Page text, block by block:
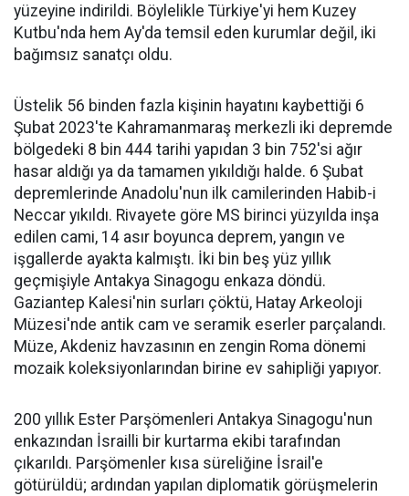
yüzeyine indirildi. Böylelikle Türkiye'yi hem Kuzey
Kutbu'nda hem Ay'da temsil eden kurumlar değil, iki
bağımsız sanatçı oldu.
Üstelik 56 binden fazla kişinin hayatını kaybettiği 6
Şubat 2023'te Kahramanmaraş merkezli iki depremde
bölgedeki 8 bin 444 tarihi yapıdan 3 bin 752'si ağır
hasar aldığı ya da tamamen yıkıldığı halde. 6 Şubat
depremlerinde Anadolu'nun ilk camilerinden Habib-i
Neccar yıkıldı. Rivayete göre MS birinci yüzyılda inşa
edilen cami, 14 asır boyunca deprem, yangın ve
işgallerde ayakta kalmıştı. İki bin beş yüz yıllık
geçmişiyle Antakya Sinagogu enkaza döndü.
Gaziantep Kalesi'nin surları çöktü, Hatay Arkeoloji
Müzesi'nde antik cam ve seramik eserler parçalandı.
Müze, Akdeniz havzasının en zengin Roma dönemi
mozaik koleksiyonlarından birine ev sahipliği yapıyor.
200 yıllık Ester Parşömenleri Antakya Sinagogu'nun
enkazından İsrailli bir kurtarma ekibi tarafından
çıkarıldı. Parşömenler kısa süreliğine İsrail'e
götürüldü; ardından yapılan diplomatik görüşmelerin